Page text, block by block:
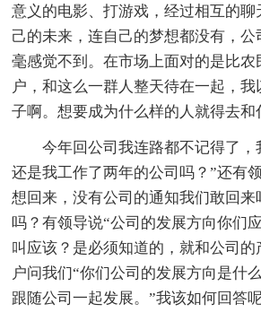
意义的电影、打游戏，经过相互的聊
己的未来，连自己的梦想都没有，公
毫感觉不到。在市场上面对的是比农
户，和这么一群人整天待在一起，
子啊。想要成为什么样的人就得去和
今年回公司我连路都不记得了，
还是我工作了两年的公司吗？”还有
想回来，没有公司的通知我们敢回
吗？有领导说“公司的发展方向你们
叫应该？是必须知道的，就和公司
户问我们“你们公司的发展方向是什
跟随公司一起发展。”我该如何回答